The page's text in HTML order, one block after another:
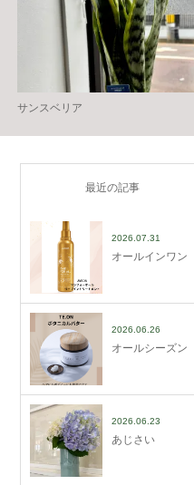
サンスベリア
最近の記事
2026.07.31
オールインワン
2026.06.26
オールシーズン
2026.06.23
あじさい